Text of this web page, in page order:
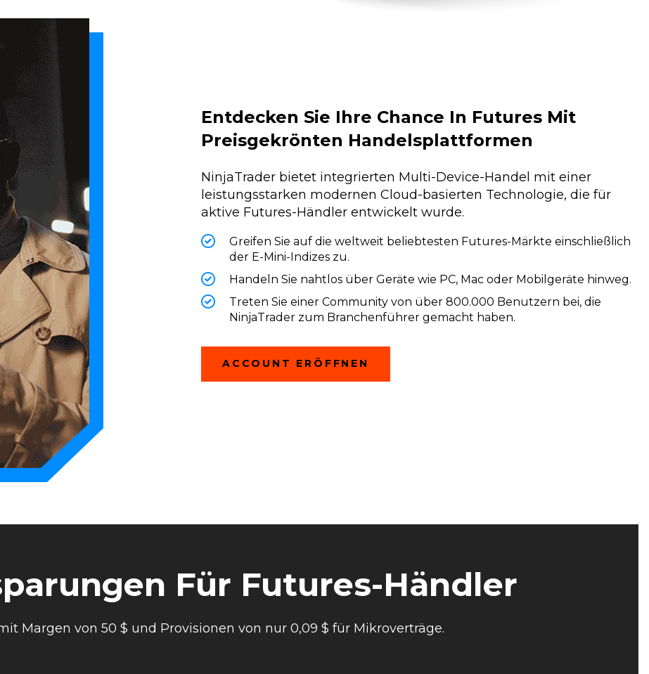
Entdecken Sie Ihre Chance In Futures Mit
Preisgekrönten Handelsplattformen
NinjaTrader bietet integrierten Multi-Device-Handel mit einer
leistungsstarken modernen Cloud-basierten Technologie, die für
aktive Futures-Händler entwickelt wurde.
Greifen Sie auf die weltweit beliebtesten Futures-Märkte einschließlich
der E-Mini-Indizes zu.
Handeln Sie nahtlos über Geräte wie PC, Mac oder Mobilgeräte hinweg.
Treten Sie einer Community von über 800.000 Benutzern bei, die
NinjaTrader zum Branchenführer gemacht haben.
ACCOUNT ERÖFFNEN
Für Futures-Händler
Margen von 50 $ und Provisionen von nur 0,09 $ für Mikroverträge.